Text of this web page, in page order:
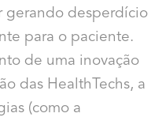
gerando desperdício
para o paciente.
de uma inovação
das HealthTechs, a
(como a